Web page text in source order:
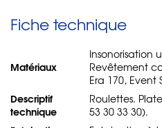
Fiche technique
Matériaux
Insonorisation
Revêtement
Era 170, Event
Descriptif
technique
Roulettes.
53 30 33 30).